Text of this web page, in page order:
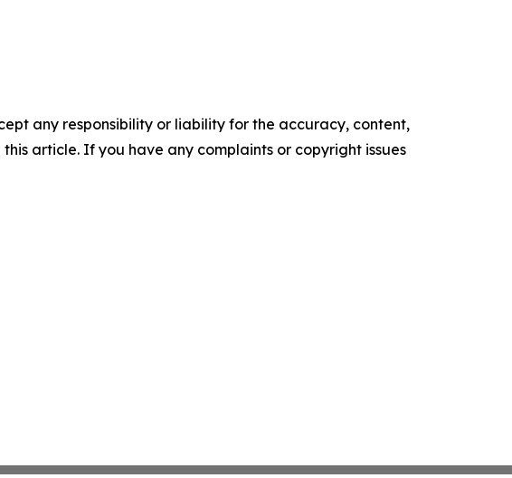
any responsibility or liability for the accuracy, content,
article. If you have any complaints or copyright issues